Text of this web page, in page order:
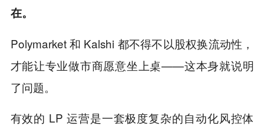
在。
Polymarket 和 Kalshi 都不得不以股权换流动性，
才能让专业做市商愿意坐上桌——这本身就说明
了问题。
有效的 LP 运营是一套极度复杂的自动化风控体